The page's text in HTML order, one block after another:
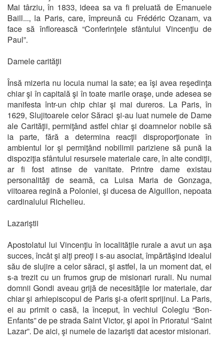
Mai târziu, în 1833, ideea sa va fi preluată de Emanuele
Baill..., la Paris, care, împreună cu Frédéric Ozanam, va
face să înflorească “Conferinţele sfântului Vincenţiu de
Paul”.
Damele carităţii
Însă mizeria nu locuia numai la sate; ea îşi avea reşedinţa
chiar şi în capitală şi în toate marile oraşe, unde adesea se
manifesta într-un chip chiar şi mai dureros. La Paris, în
1629, Slujitoarele celor Săraci şi-au luat numele de Dame
ale Carităţii, permiţând astfel chiar şi doamnelor nobile să
ia parte, fără a determina reacţii disproporţionate în
ambientul lor şi permiţând nobilimii pariziene să pună la
dispoziţia sfântului resursele materiale care, în alte condiţii,
ar fi fost atinse de vanitate. Printre dame existau
personalităţi de seamă, ca Luisa Maria de Gonzaga,
viitoarea regină a Poloniei, şi ducesa de Aiguillon, nepoata
cardinalului Richelieu.
Lazariştii
Apostolatul lui Vincenţiu în localităţile rurale a avut un aşa
succes, încât şi alţi preoţi i s-au asociat, împărtăşind idealul
său de slujire a celor săraci, şi astfel, la un moment dat, el
s-a trezit cu un frumos grup de misionari rurali. Nu numai
domnii Gondi aveau grijă de necesităţile lor materiale, dar
chiar şi arhiepiscopul de Paris şi-a oferit sprijinul. La Paris,
ei au primit o casă, la început, în vechiul Colegiu “Bon-
Enfants” de pe strada Saint Victor, şi apoi în Prioratul “Saint
Lazar”. De aici, şi numele de lazarişti dat acestor misionari.